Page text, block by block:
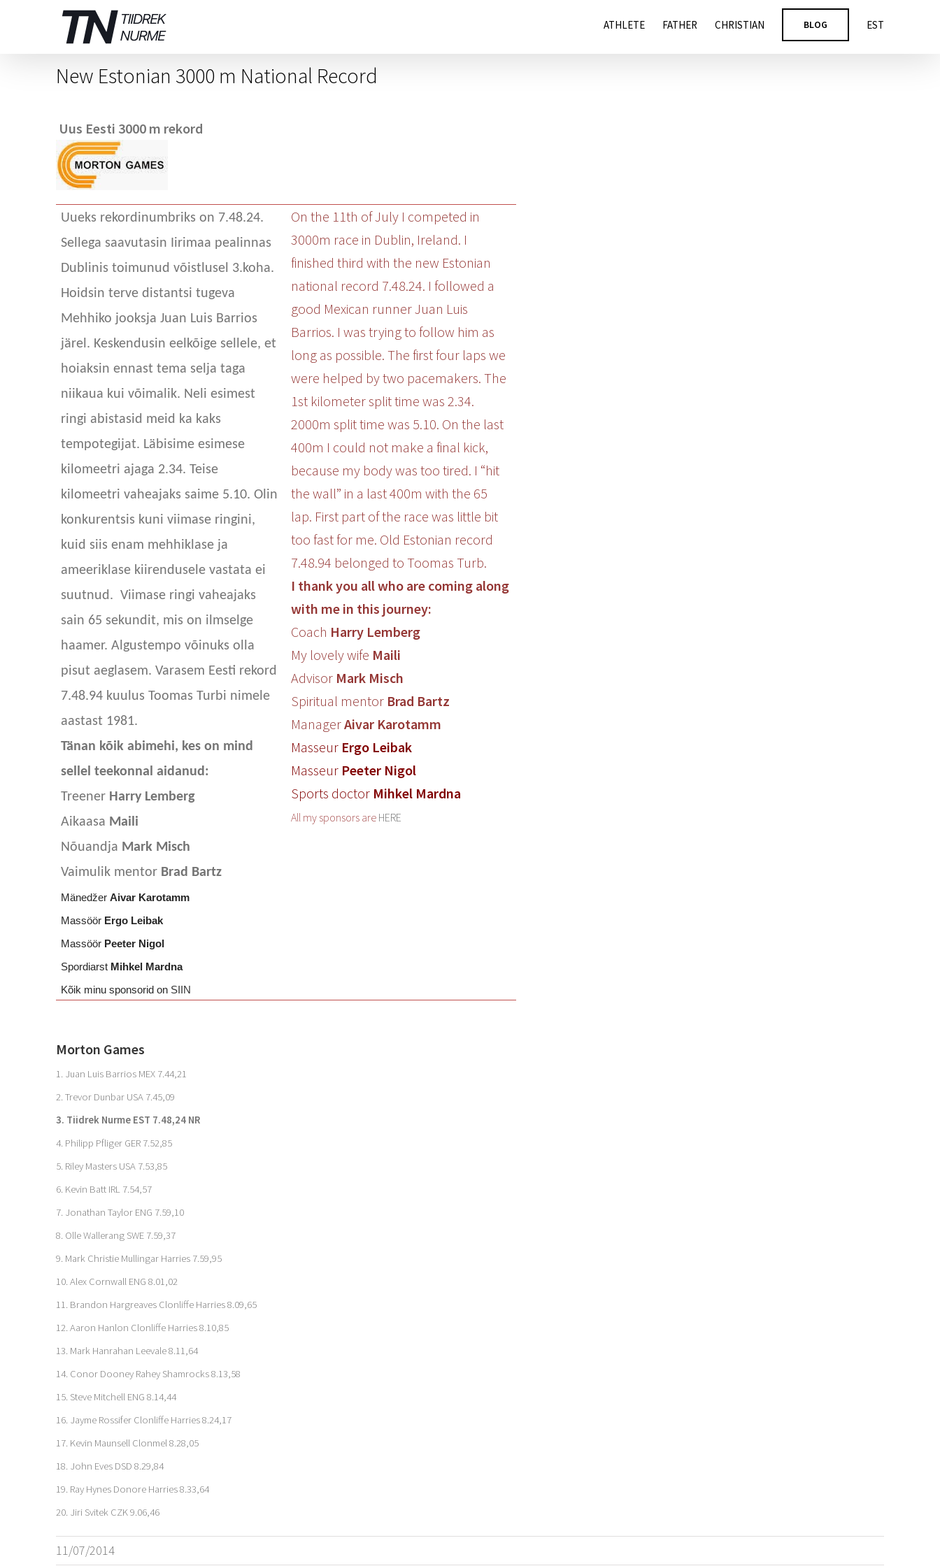
ATHLETE FATHER CHRISTIAN BLOG EST
New Estonian 3000 m National Record
Uus Eesti 3000 m rekord
Uueks rekordinumbriks on 7.48.24.
Sellega saavutasin Iirimaa pealinnas
Dublinis toimunud võistlusel 3.koha.
Hoidsin terve distantsi tugeva
Mehhiko jooksjaJuan Luis Barrios
järel. Keskendusin eelkõige sellele, et
hoiaksin ennast tema selja taga
niikaua kui võimalik. Neli esimest
ringi abistasid meid ka kaks
tempotegijat. Läbisime esimese
kilomeetri ajaga 2.34. Teise
kilomeetri vaheajaks saime 5.10. Olin
konkurentsis kuni viimase ringini,
kuid siis enam mehhiklase ja
ameeriklase kiirendusele vastata ei
suutnud. Viimase ringi vaheajaks
sain 65 sekundit, mis on ilmselge
haamer. Algustempo võinuks olla
pisut aeglasem. Varasem Eesti rekord
7.48.94 kuulus Toomas Turbi nimele
aastast 1981.
Tänan kõik abimehi, kes on mind
sellel teekonnal aidanud:
Treener Harry Lemberg
Aikaasa Maili
Nõuandja Mark Misch
Vaimulik mentor Brad Bartz
MänedžerAivar Karotamm
Massöör Ergo Leibak
Massöör Peeter Nigol
Spordiarst Mihkel Mardna
Kõik minu sponsorid on SIIN
On the 11th of July I competed in
3000m race in Dublin, Ireland. I
finished third with the new Estonian
national record 7.48.24. I followed a
good Mexican runner Juan Luis
Barrios. I was trying to follow him as
long as possible. The first four laps we
were helped by two pacemakers. The
1st kilometer split time was 2.34.
2000m split time was 5.10. On the last
400m I could not make a final kick,
because my body was too tired. I “hit
the wall” in a last 400m with the 65
lap. First part of the race was little bit
too fast for me. Old Estonian record
7.48.94 belonged to Toomas Turb.
I thank you all who are coming along
with me in this journey:
Coach Harry Lemberg
My lovely wife Maili
Advisor Mark Misch
Spiritual mentor Brad Bartz
ManagerAivar Karotamm
Masseur Ergo Leibak
Masseur Peeter Nigol
Sports doctor Mihkel Mardna
All my sponsors are HERE
Morton Games
1. Juan Luis Barrios MEX 7.44,21
2. Trevor Dunbar USA 7.45,09
3. Tiidrek Nurme EST 7.48,24 NR
4. Philipp Pfliger GER 7.52,85
5. Riley Masters USA 7.53,85
6. Kevin Batt IRL 7.54,57
7. Jonathan Taylor ENG 7.59,10
8. Olle Wallerang SWE 7.59,37
9. Mark Christie Mullingar Harries 7.59,95
10. Alex Cornwall ENG 8.01,02
11. Brandon Hargreaves Clonliffe Harries 8.09,65
12. Aaron Hanlon Clonliffe Harries 8.10,85
13. Mark Hanrahan Leevale 8.11,64
14. Conor Dooney Rahey Shamrocks 8.13,58
15. Steve Mitchell ENG 8.14,44
16. Jayme Rossifer Clonliffe Harries 8.24,17
17. Kevin Maunsell Clonmel 8.28,05
18. John Eves DSD 8.29,84
19. Ray Hynes Donore Harries 8.33,64
20. Jiri Svitek CZK 9.06,46
11/07/2014